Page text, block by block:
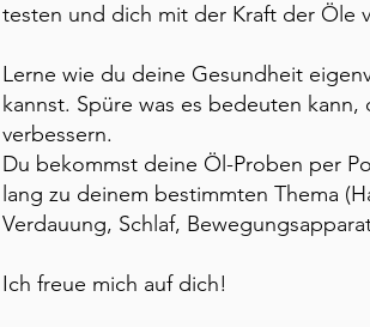
testen und dich mit der Kraft der Öle
Lerne wie du deine Gesundheit
kannst. Spüre was es bedeuten
verbessern.
Du bekommst deine Öl-Proben per
lang zu deinem bestimmten Thema
Verdauung, Schlaf,
Ich freue mich auf dich!